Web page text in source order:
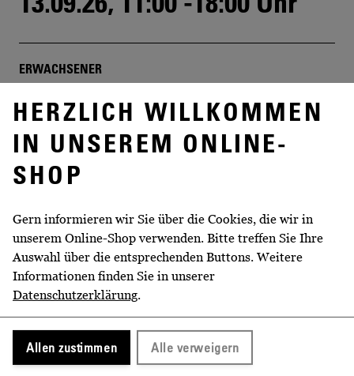
HERZLICH WILLKOMMEN
IN UNSEREM ONLINE-
SHOP
Gern informieren wir Sie über die Cookies, die wir in
unserem Online-Shop verwenden. Bitte treffen Sie Ihre
Auswahl über die entsprechenden Buttons. Weitere
Informationen finden Sie in unserer
Datenschutzerklärung.
Allen zustimmen Alle verweigern
ERWACHSENER
10,00 €
Menge
5,00 €
KINDER BIS 6 JAHRE